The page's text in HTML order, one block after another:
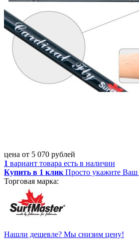
цена от 5 070 рублей
1 вариант товара есть в наличии
Купить в 1 клик Просто укажите Ваш
Торговая марка:
Нашли дешевле? Мы снизим цену!